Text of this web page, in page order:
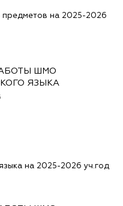
на 2025-2026
ШМО
ЯЗЫКА
на 2025-2026 уч.год